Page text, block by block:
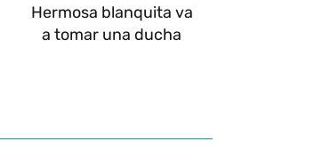
Hermosa blanquita va
a tomar una ducha